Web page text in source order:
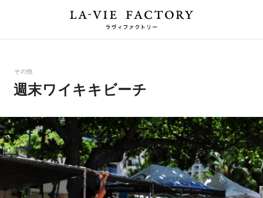
その他
週末ワイキキビーチ